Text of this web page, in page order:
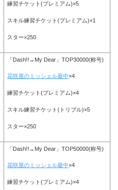
練習チケット(プレミアム)×5
スキル練習チケット(プレミアム)×1
スター×250
「Dash!!→My Dear」TOP30000(称号)
花咲屋のミッシェル最中×4
練習チケット(プレミアム)×4
スキル練習チケット(トリプル)×5
スター×250
「Dash!!→My Dear」TOP50000(称号)
花咲屋のミッシェル最中×4
練習チケット(プレミアム)×4